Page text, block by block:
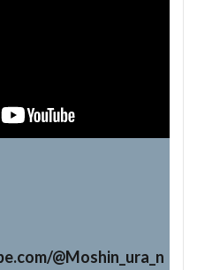
@Moshin_ura_n